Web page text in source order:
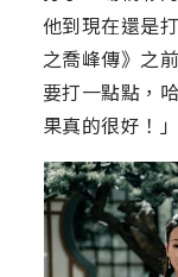
他到現在還是
之喬峰傳》之
要打一點點，
果真的很好！」